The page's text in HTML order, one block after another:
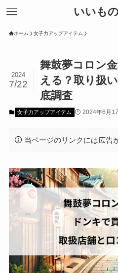
いいも
ホーム 女子力アップアイテム
舞鼓夢コロン
える？取り扱
底調査
2024
7/22
女子力アップアイテム 2024年6月
当ページのリンクには広告